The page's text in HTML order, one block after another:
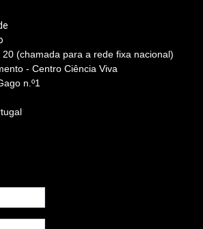
(chamada para a rede fixa nacional)
- Centro Ciência Viva
n.º1